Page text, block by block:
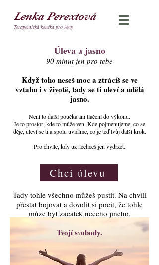
Terapeutická koučka pro ženy
Lenka Perextová
Úleva a jasno
90 minut jen pro tebe
Když toho neseš moc a ztrácíš se ve
vztahu i v životě, tady se ti uleví a udělá
jasno.
Není to další poučka ani tlačení do výkonu.
Je to prostor, kde to může ven. Kde pojmenujeme, co se
děje, uleví se ti a spolu uvidíme, co je teď tvůj další krok.
Pro chvíle, kdy už nechceš jen vydržet.
Chci úlevu
Tady tohle všechno můžeš pustit. Na chvíli
přestat bojovat a dovolit si pocit, že tohle
může být začátek něčeho jiného.
Tvojí svobody.